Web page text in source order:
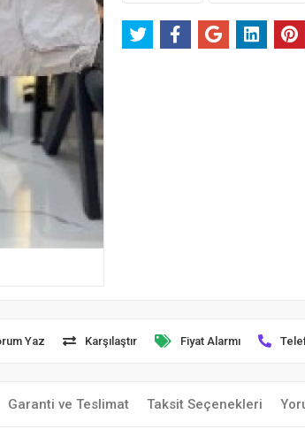
Yaz Karşılaştır Fiyat Alarmı
Garanti ve Teslimat Taksit Seçenekleri